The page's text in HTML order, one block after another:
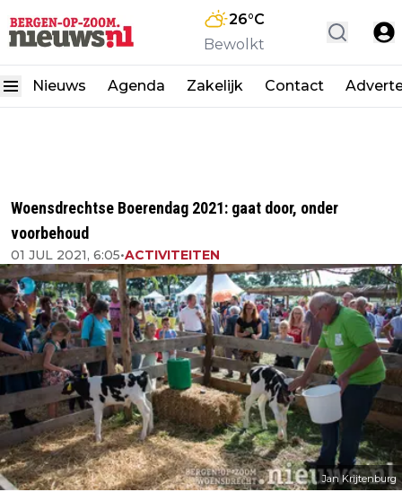
26°C
Bewolkt
Nieuws Agenda Zakelijk Contact
Woensdrechtse Boerendag 2021: gaat door, onder
voorbehoud
01 JUL 2021, 6:05•ACTIVITEITEN
Jan Krijtenburg